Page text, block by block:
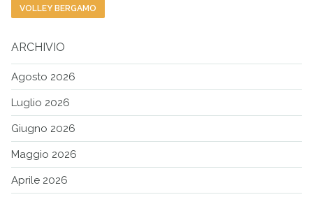
VOLLEY BERGAMO
ARCHIVIO
Agosto 2026
Luglio 2026
Giugno 2026
Maggio 2026
Aprile 2026